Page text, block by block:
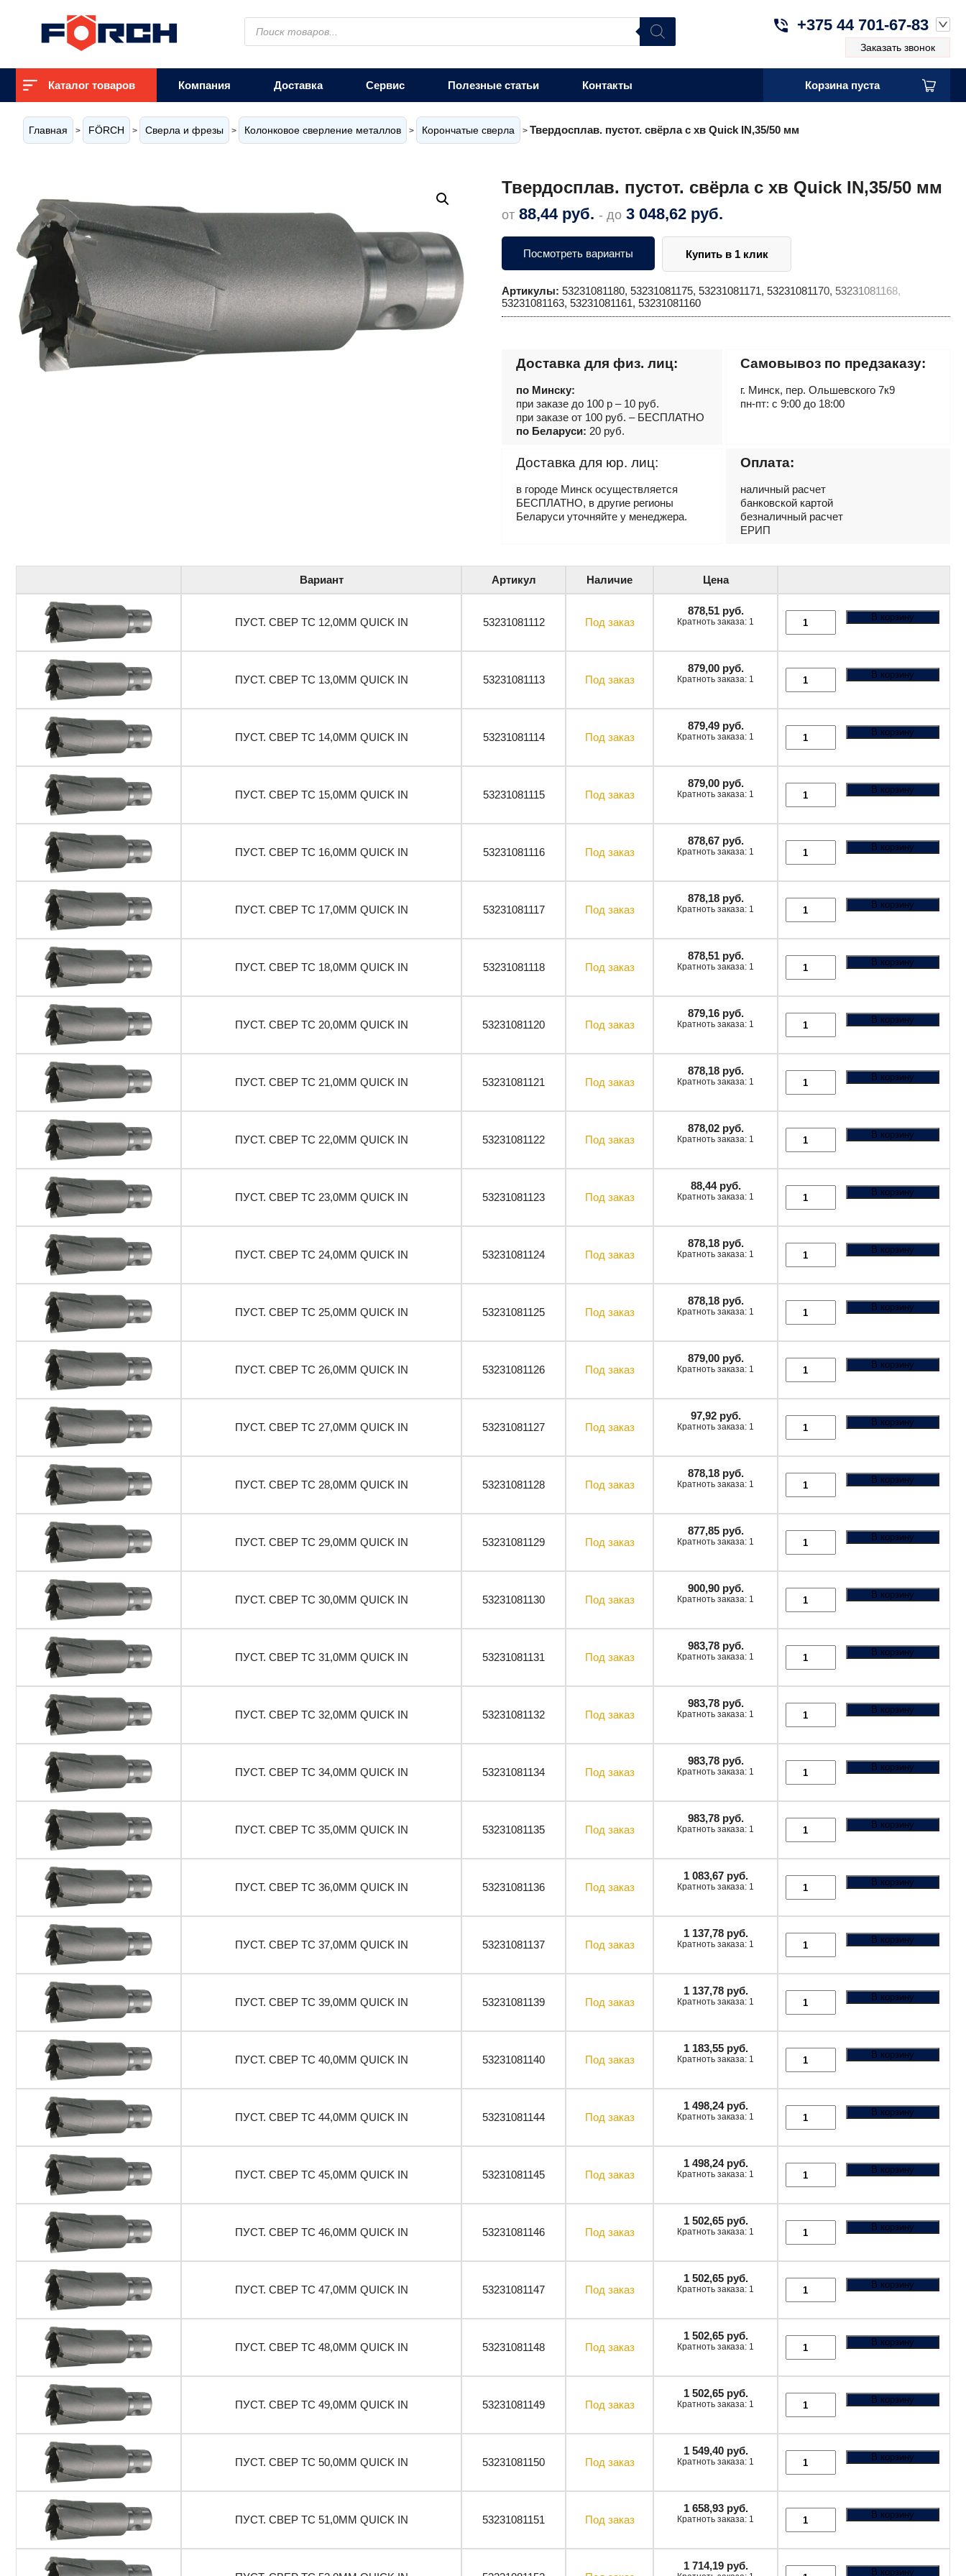
Поиск
товаров
+375 44 701-67-83
Заказать звонок
Каталог товаров Компания Доставка Сервис Полезные статьи Контакты Корзина пуста
Главная > FÖRCH > Сверла и фрезы > Колонковое сверление металлов > Корончатые сверла > Твердосплав. пустот. свёрла с хв Quick IN,35/50 мм
Твердосплав. пустот. свёрла с хв Quick IN,35/50 мм
от 88,44 руб. - до 3 048,62 руб.
Посмотреть варианты Купить в 1 клик
Артикулы: 53231081180, 53231081175, 53231081171, 53231081170, 53231081168,
53231081163, 53231081161, 53231081160
Доставка для физ. лиц:
по Минску:
при заказе до 100 р – 10 руб.
при заказе от 100 руб. – БЕСПЛАТНО
по Беларуси: 20 руб.
Самовывоз по предзаказу:
г. Минск, пер. Ольшевского 7к9
пн-пт: с 9:00 до 18:00
Доставка для юр. лиц:
в городе Минск осуществляется
БЕСПЛАТНО, в другие регионы
Беларуси уточняйте у менеджера.
Оплата:
наличный расчет
банковской картой
безналичный расчет
ЕРИП
Вариант Артикул Наличие Цена
ПУСТ. СВЕР ТС 12,0ММ QUICK IN 53231081112 Под заказ
878,51 руб.
Кратноть заказа: 1 В корзину
ПУСТ. СВЕР ТС 13,0ММ QUICK IN 53231081113 Под заказ
879,00 руб.
Кратноть заказа: 1 В корзину
ПУСТ. СВЕР ТС 14,0ММ QUICK IN 53231081114 Под заказ
879,49 руб.
Кратноть заказа: 1 В корзину
ПУСТ. СВЕР ТС 15,0ММ QUICK IN 53231081115 Под заказ
879,00 руб.
Кратноть заказа: 1 В корзину
ПУСТ. СВЕР ТС 16,0ММ QUICK IN 53231081116 Под заказ
878,67 руб.
Кратноть заказа: 1 В корзину
ПУСТ. СВЕР ТС 17,0ММ QUICK IN 53231081117 Под заказ
878,18 руб.
Кратноть заказа: 1 В корзину
ПУСТ. СВЕР ТС 18,0ММ QUICK IN 53231081118 Под заказ
878,51 руб.
Кратноть заказа: 1 В корзину
ПУСТ. СВЕР ТС 20,0ММ QUICK IN 53231081120 Под заказ
879,16 руб.
Кратноть заказа: 1 В корзину
ПУСТ. СВЕР ТС 21,0ММ QUICK IN 53231081121 Под заказ
878,18 руб.
Кратноть заказа: 1 В корзину
ПУСТ. СВЕР ТС 22,0ММ QUICK IN 53231081122 Под заказ
878,02 руб.
Кратноть заказа: 1 В корзину
ПУСТ. СВЕР ТС 23,0ММ QUICK IN 53231081123 Под заказ
88,44 руб.
Кратноть заказа: 1 В корзину
ПУСТ. СВЕР ТС 24,0ММ QUICK IN 53231081124 Под заказ
878,18 руб.
Кратноть заказа: 1 В корзину
ПУСТ. СВЕР ТС 25,0ММ QUICK IN 53231081125 Под заказ
878,18 руб.
Кратноть заказа: 1 В корзину
ПУСТ. СВЕР ТС 26,0ММ QUICK IN 53231081126 Под заказ
879,00 руб.
Кратноть заказа: 1 В корзину
ПУСТ. СВЕР ТС 27,0ММ QUICK IN 53231081127 Под заказ
97,92 руб.
Кратноть заказа: 1 В корзину
ПУСТ. СВЕР ТС 28,0ММ QUICK IN 53231081128 Под заказ
878,18 руб.
Кратноть заказа: 1 В корзину
ПУСТ. СВЕР ТС 29,0ММ QUICK IN 53231081129 Под заказ
877,85 руб.
Кратноть заказа: 1 В корзину
ПУСТ. СВЕР ТС 30,0ММ QUICK IN 53231081130 Под заказ
900,90 руб.
Кратноть заказа: 1 В корзину
ПУСТ. СВЕР ТС 31,0ММ QUICK IN 53231081131 Под заказ
983,78 руб.
Кратноть заказа: 1 В корзину
ПУСТ. СВЕР ТС 32,0ММ QUICK IN 53231081132 Под заказ
983,78 руб.
Кратноть заказа: 1 В корзину
ПУСТ. СВЕР ТС 34,0ММ QUICK IN 53231081134 Под заказ
983,78 руб.
Кратноть заказа: 1 В корзину
ПУСТ. СВЕР ТС 35,0ММ QUICK IN 53231081135 Под заказ
983,78 руб.
Кратноть заказа: 1 В корзину
ПУСТ. СВЕР ТС 36,0ММ QUICK IN 53231081136 Под заказ
1 083,67 руб.
Кратноть заказа: 1 В корзину
ПУСТ. СВЕР ТС 37,0ММ QUICK IN 53231081137 Под заказ
1 137,78 руб.
Кратноть заказа: 1 В корзину
ПУСТ. СВЕР ТС 39,0ММ QUICK IN 53231081139 Под заказ
1 137,78 руб.
Кратноть заказа: 1 В корзину
ПУСТ. СВЕР ТС 40,0ММ QUICK IN 53231081140 Под заказ
1 183,55 руб.
Кратноть заказа: 1 В корзину
ПУСТ. СВЕР ТС 44,0ММ QUICK IN 53231081144 Под заказ
1 498,24 руб.
Кратноть заказа: 1 В корзину
ПУСТ. СВЕР ТС 45,0ММ QUICK IN 53231081145 Под заказ
1 498,24 руб.
Кратноть заказа: 1 В корзину
ПУСТ. СВЕР ТС 46,0ММ QUICK IN 53231081146 Под заказ
1 502,65 руб.
Кратноть заказа: 1 В корзину
ПУСТ. СВЕР ТС 47,0ММ QUICK IN 53231081147 Под заказ
1 502,65 руб.
Кратноть заказа: 1 В корзину
ПУСТ. СВЕР ТС 48,0ММ QUICK IN 53231081148 Под заказ
1 502,65 руб.
Кратноть заказа: 1 В корзину
ПУСТ. СВЕР ТС 49,0ММ QUICK IN 53231081149 Под заказ
1 502,65 руб.
Кратноть заказа: 1 В корзину
ПУСТ. СВЕР ТС 50,0ММ QUICK IN 53231081150 Под заказ
1 549,40 руб.
Кратноть заказа: 1 В корзину
ПУСТ. СВЕР ТС 51,0ММ QUICK IN 53231081151 Под заказ
1 658,93 руб.
Кратноть заказа: 1 В корзину
1 714,19 руб.
В корзину